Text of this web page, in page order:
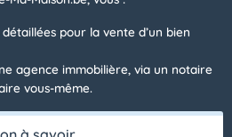
pour la vente d’un bien
agence immobilière, via un notaire
vous-même.